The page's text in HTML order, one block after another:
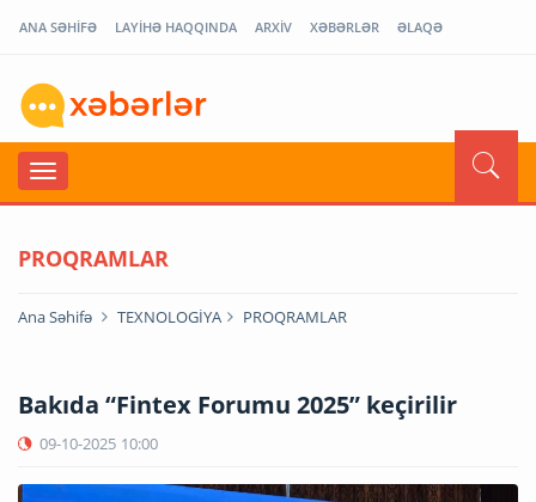
ANA SƏHİFƏ LAYİHƏ HAQQINDA ARXİV XƏBƏRLƏR ƏLAQƏ
PROQRAMLAR
Ana Səhifə TEXNOLOGİYA PROQRAMLAR
Bakıda “Fintex Forumu 2025” keçirilir
09-10-2025 10:00